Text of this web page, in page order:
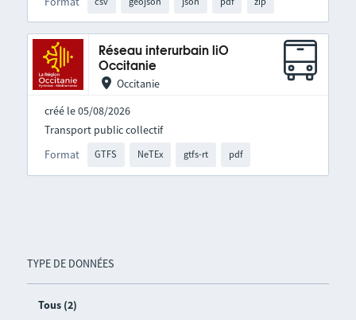
TYPE DE DONNÉES
Tous (2)
Réseau interurbain liO
Occitanie
Occitanie
créé le 05/08/2026
Format GTFS NeTEx gtfs-rt pdf
Transport public collectif